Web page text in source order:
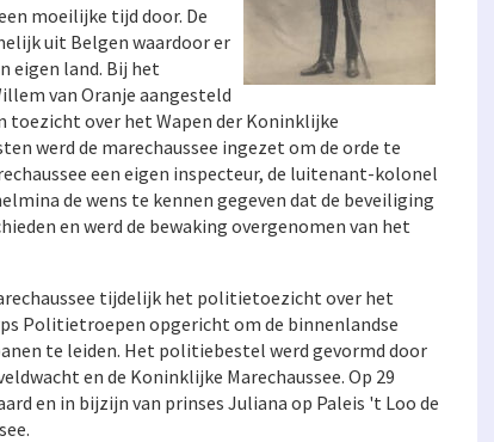
moeilijke tijd door. De
uit Belgen waardoor er
eigen land. Bij het
van Oranje aangesteld
toezicht over het Wapen der Koninklijke
werd de marechaussee ingezet om de orde te
een eigen inspecteur, de luitenant-kolonel
de wens te kennen gegeven dat de beveiliging
en werd de bewaking overgenomen van het
tijdelijk het politietoezicht over het
Politietroepen opgericht om de binnenlandse
te leiden. Het politiebestel werd gevormd door
en de Koninklijke Marechaussee. Op 29
en in bijzijn van prinses Juliana op Paleis 't Loo de